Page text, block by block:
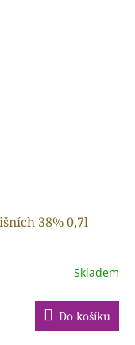
38% 0,7l
Skladem
Do košíku